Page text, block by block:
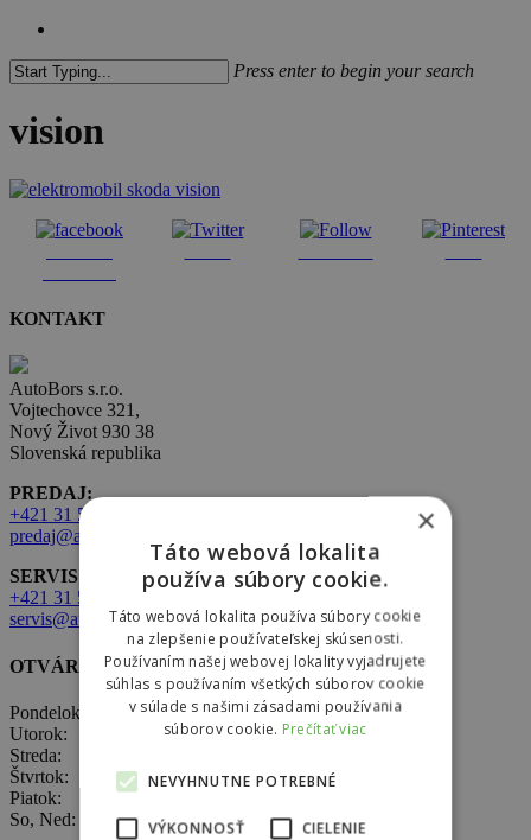
Press enter to begin your search
Search
vision
KONTAKT
AutoBors s.r.o.
Vojtechovce 321,
Nový Život 930 38
Slovenská republika
PREDAJ:
+421 31 569 2 502
predaj@autobors.sk
SERVIS:
+421 31 569 1 080
servis@autobors.sk
OTVÁRACIE HODINY
Pondelok: 8:00 – 17:00
Utorok: 8:00 – 17:00
Streda: 8:00 – 17:00
Štvrtok: 8:00 – 17:00
Piatok: 8:00 – 17:00
So, Ned: nepracujeme
×
Táto webová lokalita
používa súbory cookie.
Táto webová lokalita používa súbory cookie
na zlepšenie používateľskej skúsenosti.
Používaním našej webovej lokality vyjadrujete
súhlas s používaním všetkých súborov cookie
v súlade s našimi zásadami používania
súborov cookie. Prečítať viac
NEVYHNUTNE POTREBNÉ
VÝKONNOSŤ CIELENIE